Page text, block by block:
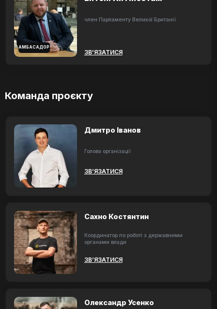
АМБАСАДОР
член Парламенту Великої Британії
ЗВ'ЯЗАТИСЯ
Команда проєкту
Дмитро Іванов
Голова організації
ЗВ’ЯЗАТИСЯ
Сахно Костянтин
Координатор по роботі з державними
органами влади
ЗВ’ЯЗАТИСЯ
Олександр Усенко